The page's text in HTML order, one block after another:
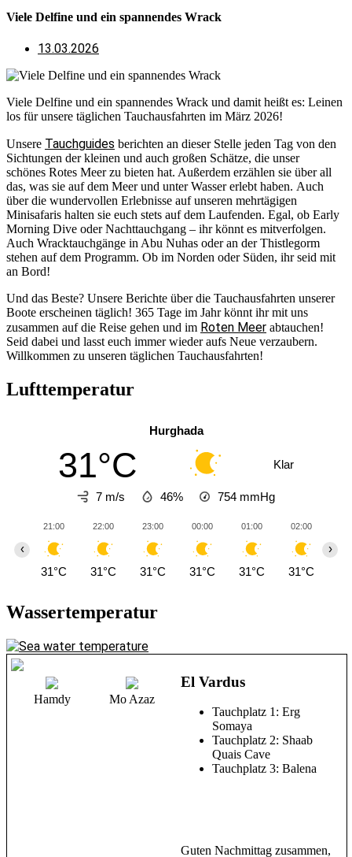
Viele Delfine und ein spannendes Wrack
13.03.2026
Viele Delfine und ein spannendes Wrack und damit heißt es: Leinen
los für unsere täglichen Tauchausfahrten im März 2026!
Unsere Tauchguides berichten an dieser Stelle jeden Tag von den
Sichtungen der kleinen und auch großen Schätze, die unser
schönes Rotes Meer zu bieten hat. Außerdem erzählen sie über all
das, was sie auf dem Meer und unter Wasser erlebt haben. Auch
über die wundervollen Erlebnisse auf unseren mehrtägigen
Minisafaris halten sie euch stets auf dem Laufenden. Egal, ob Early
Morning Dive oder Nachttauchgang – ihr könnt es mitverfolgen.
Auch Wracktauchgänge in Abu Nuhas oder an der Thistlegorm
stehen auf dem Programm. Ob im Norden oder Süden, ihr seid mit
an Bord!
Und das Beste? Unsere Berichte über die Tauchausfahrten unserer
Boote erscheinen täglich! 365 Tage im Jahr könnt ihr mit uns
zusammen auf die Reise gehen und im Roten Meer abtauchen!
Seid dabei und lasst euch immer wieder aufs Neue verzaubern.
Willkommen zu unseren täglichen Tauchausfahrten!
Lufttemperatur
Hurghada
31°C Klar
7 m/s 46% 754 mmHg
21:00
31°C
22:00
31°C
23:00
31°C
00:00
31°C
01:00
31°C
02:00
31°C
‹ ›
Wassertemperatur
Hamdy Mo Azaz
El Vardus
Tauchplatz 1: Erg
Somaya
Tauchplatz 2: Shaab
Quais Cave
Tauchplatz 3: Balena
Guten Nachmittag zusammen,